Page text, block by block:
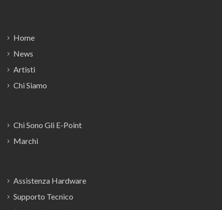
Home
News
Artisti
Chi Siamo
Chi Sono Gli E-Point
Marchi
Assistenza Hardware
Supporto Tecnico